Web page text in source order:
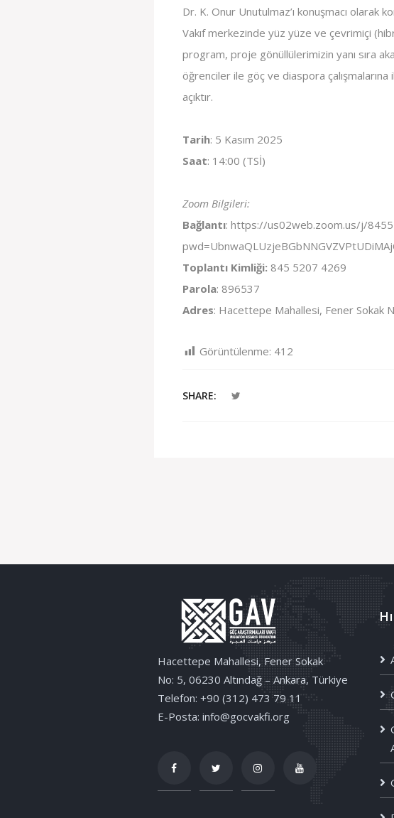
Dr. K. Onur Unutulmaz’ı konuşmacı olarak
Vakıf merkezinde yüz yüze ve çevrimiçi
program, proje gönüllülerimizin yanı sıra
öğrenciler ile göç ve diaspora çalışmalarına
açıktır.
Tarih: 5 Kasım 2025
Saat: 14:00 (TSİ)
Zoom Bilgileri:
Bağlantı: https://us02web.zoom.us/j/
Toplantı Kimliği: 845 5207 4269
Parola: 896537
Adres: Hacettepe Mahallesi, Fener Sokak
Görüntülenme: 412
SHARE:
Hacettepe Mahallesi, Fener Sokak
No: 5, 06230 Altındağ – Ankara, Türkiye
Telefon: +90 (312) 473 79 11
E-Posta: info@gocvakfi.org